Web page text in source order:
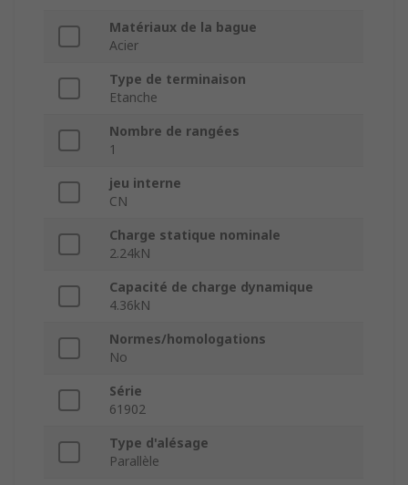
Matériaux de la bague
Acier
Type de terminaison
Etanche
Nombre de rangées
1
jeu interne
CN
Charge statique nominale
2.24kN
Capacité de charge dynamique
4.36kN
Normes/homologations
No
Série
61902
Type d'alésage
Parallèle